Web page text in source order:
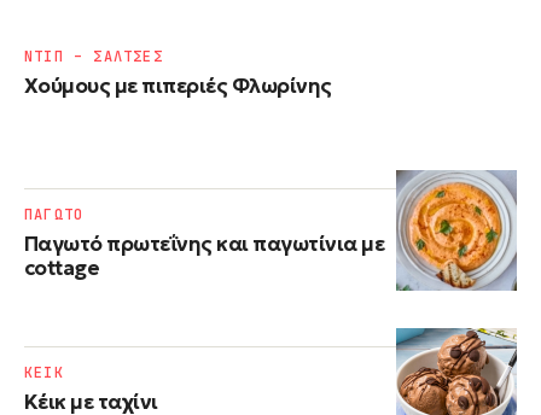
Χούμους με πιπεριές Φλωρίνης
ΝΤΙΠ – ΣΑΛΤΣΕΣ
Παγωτό πρωτεΐνης και παγωτίνια με
cottage
ΠΑΓΩΤΟ
Κέικ με ταχίνι
ΚΕΙΚ